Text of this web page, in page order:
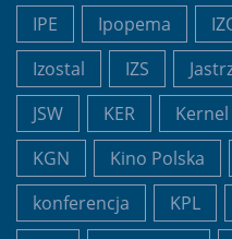
IPE
Ipopema
Izostal
IZS
JSW
KER Kernel
KGN
Kino Polska
konferencja
KPL